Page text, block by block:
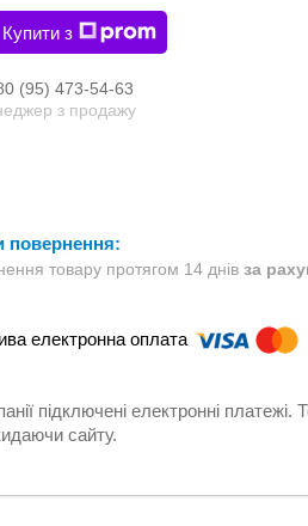
Купити з
(95) 473-54-63
з продажу
товару протягом 14 днів за
підключені електронні
сайту.